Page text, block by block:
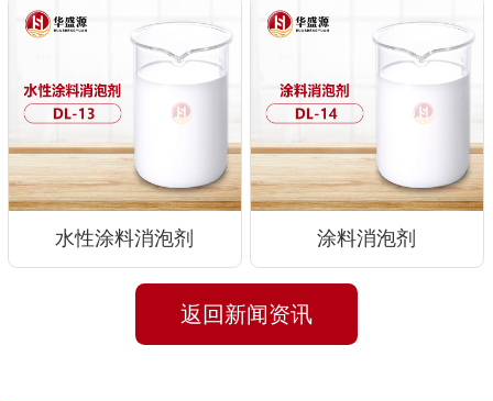
水性涂料消泡剂 涂料消泡剂
返回新闻资讯